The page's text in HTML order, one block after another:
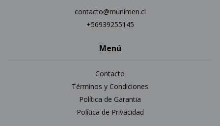
contacto@munimen.cl
+56939255145
Menú
Contacto
Términos y Condiciones
Política de Garantia
Política de Privacidad